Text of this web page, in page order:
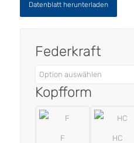
Datenblatt herunterladen
Federkraft
Kopfform
F HC